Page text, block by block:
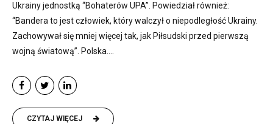
Ukrainy jednostką “Bohaterów UPA”. Powiedział również:
“Bandera to jest człowiek, który walczył o niepodległość Ukrainy.
Zachowywał się mniej więcej tak, jak Piłsudski przed pierwszą
wojną światową”. Polska....
CZYTAJ WIĘCEJ